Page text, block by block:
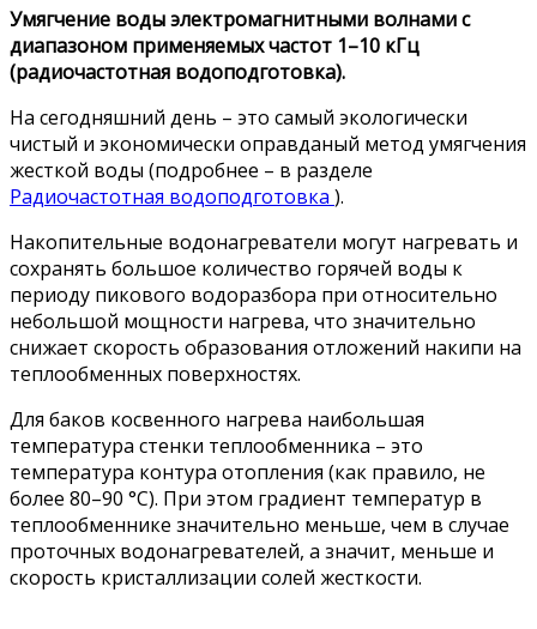
Умягчение воды электромагнитными волнами с
диапазоном применяемых частот 1–10 кГц
(радиочастотная водоподготовка).
На сегодняшний день – это самый экологически
чистый и экономически оправданый метод умягчения
жесткой воды (подробнее – в разделе
Радиочастотная водоподготовка ).
Накопительные водонагреватели могут нагревать и
сохранять большое количество горячей воды к
периоду пикового водоразбора при относительно
небольшой мощности нагрева, что значительно
снижает скорость образования отложений накипи на
теплообменных поверхностях.
Для баков косвенного нагрева наибольшая
температура стенки теплообменника – это
температура контура отопления (как правило, не
более 80–90 °С). При этом градиент температур в
теплообменнике значительно меньше, чем в случае
проточных водонагревателей, а значит, меньше и
скорость кристаллизации солей жесткости.